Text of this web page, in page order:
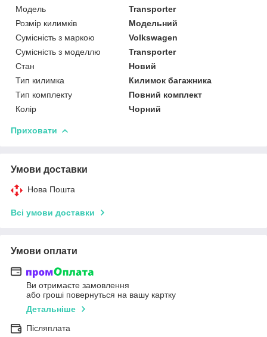
Модель
Transporter
Розмір килимків
Модельний
Сумісність з маркою
Volkswagen
Сумісність з моделлю
Transporter
Стан
Новий
Тип килимка
Килимок багажника
Тип комплекту
Повний комплект
Колір
Чорний
Приховати
Умови доставки
Нова Пошта
Всі умови доставки
Умови оплати
Ви отримаєте замовлення
або гроші повернуться на вашу картку
Детальніше
Післяплата